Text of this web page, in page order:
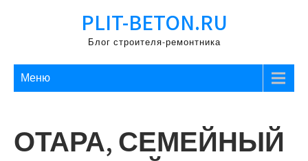
PLIT-BETON.RU
Блог строителя-ремонтника
Меню
ОТАРА, СЕМЕЙНЫЙ